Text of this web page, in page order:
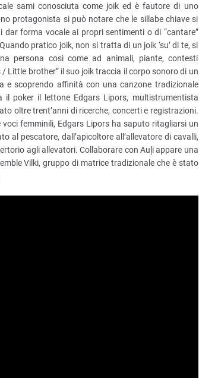
sami conosciuta come joik ed è fautore di uno
protagonista si può notare che le sillabe chiave si
forma vocale ai propri sentimenti o di “cantare”
pratico joik, non si tratta di un joik ‘su’ di te, si
persona così come ad animali, piante, contesti
Little brother” il suo joik traccia il corpo sonoro di un
e scoprendo affinità con una canzone tradizionale
poker il lettone Edgars Lipors, multistrumentista
oltre trent’anni di ricerche, concerti e registrazioni.
femminili, Edgars Lipors ha saputo ritagliarsi un
al pescatore, dall’apicoltore all’allevatore di cavalli,
agli allevatori. Collaborare con Auļi appare una
Vilki, gruppo di matrice tradizionale che è stato